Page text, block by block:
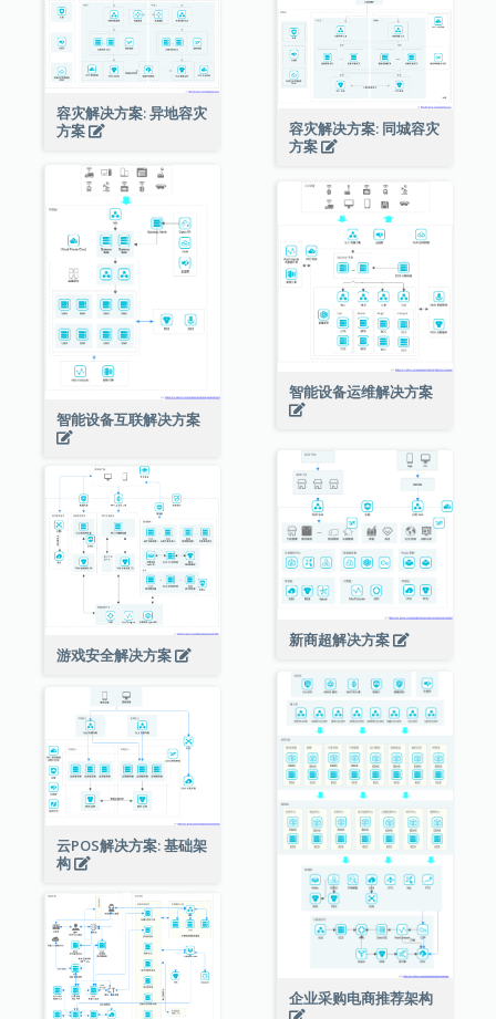
容灾解决方案: 异地容灾
方案
容灾解决方案: 同城容灾
方案
智能设备互联解决方案
智能设备运维解决方案
新商超解决方案
游戏安全解决方案
企业采购电商推荐架构
云POS解决方案: 基础架
构